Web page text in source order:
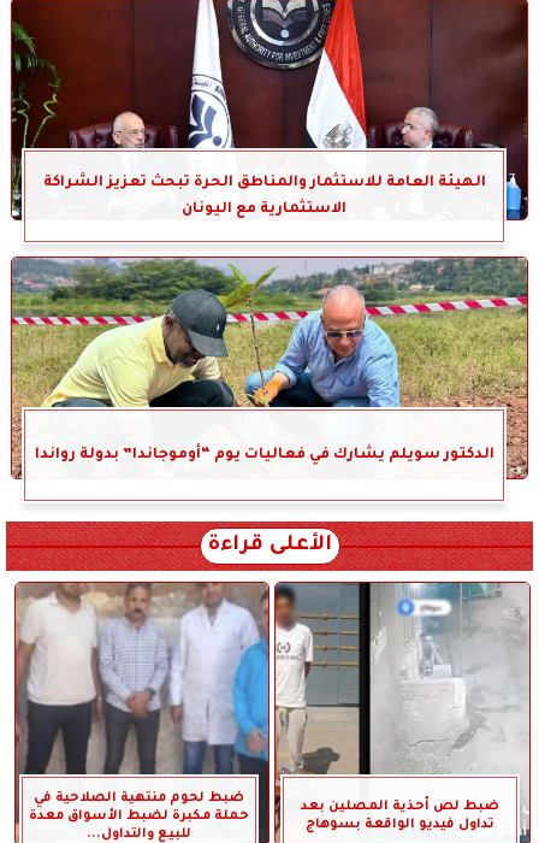
الهيئة العامة للاستثمار والمناطق الحرة تبحث تعزيز الشراكة
الاستثمارية مع اليونان
الدكتور سويلم يشارك في فعاليات يوم “أوموجاندا” بدولة رواندا
الأعلى قراءة
ضبط لص أحذية المصلين بعد
تداول فيديو الواقعة بسوهاج
ضبط لحوم منتهية الصلاحية في
حملة مكبرة لضبط الأسواق معدة
للبيع والتداول...